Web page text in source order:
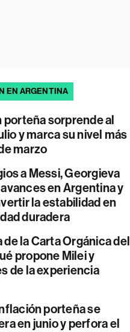
EN ARGENTINA
porteña sorprende al
y marca su nivel más
marzo
a Messi, Georgieva
en Argentina y
la estabilidad en
duradera
de la Carta Orgánica del
propone Milei y
de la experiencia
porteña se
en junio y perfora el